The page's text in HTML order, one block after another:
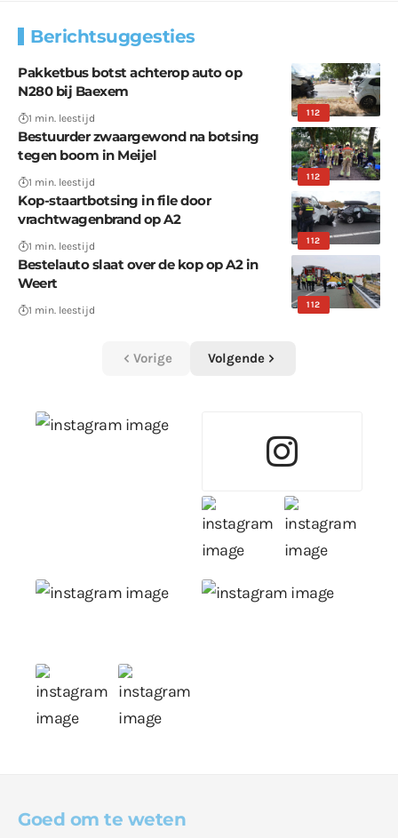
Berichtsuggesties
112
Pakketbus botst achterop auto op
N280 bij Baexem
1 min. leestijd
112
Bestuurder zwaargewond na botsing
tegen boom in Meijel
1 min. leestijd
112
Kop-staartbotsing in file door
vrachtwagenbrand op A2
1 min. leestijd
112
Bestelauto slaat over de kop op A2 in
Weert
1 min. leestijd
Vorige Volgende
Goed om te weten